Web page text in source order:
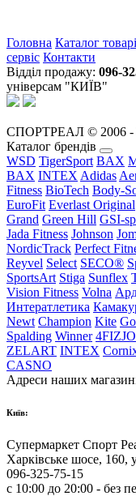
Головна Каталог
сервіс Контакти
Відділ продажу: 096-
універсам "КИЇВ"
СПОРТРЕАЛ © 2006 -
Каталог брендів
WSD TigerSport BAX
BAX INTEX Adidas
Fitness BioTech Body-
EuroFit Everlast Original
Grand Green Hill GSI-
Jada Fitness Johnson
NordicTrack Perfect
Reyvel Select SECO®
SportsArt Stiga Sunflex
Vision Fitness Volna
Интератлетика
Newt Champion Kite
Spalding Winner 4FIZJO
ZELART INTEX
CASNO
Адреси наших
Київ:
Супермаркет Спорт
Харківське шосе,
096-325-75-15
с 10:00 до 20:00 - без